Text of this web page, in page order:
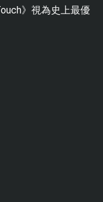
》視為史上最優